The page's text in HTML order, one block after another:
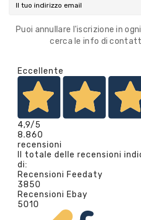
Puoi annullare l'iscrizione in
cerca le info di
Eccellente
4,9/5
8.860
recensioni
Il totale delle recensioni
di:
Recensioni Feedaty
3850
Recensioni Ebay
5010